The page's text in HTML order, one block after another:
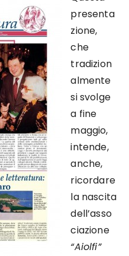
presenta
zione,
che
tradizion
almente
si svolge
a fine
maggio,
intende,
anche,
ricordare
la nascita
dell’asso
ciazione
“Aiolfi”